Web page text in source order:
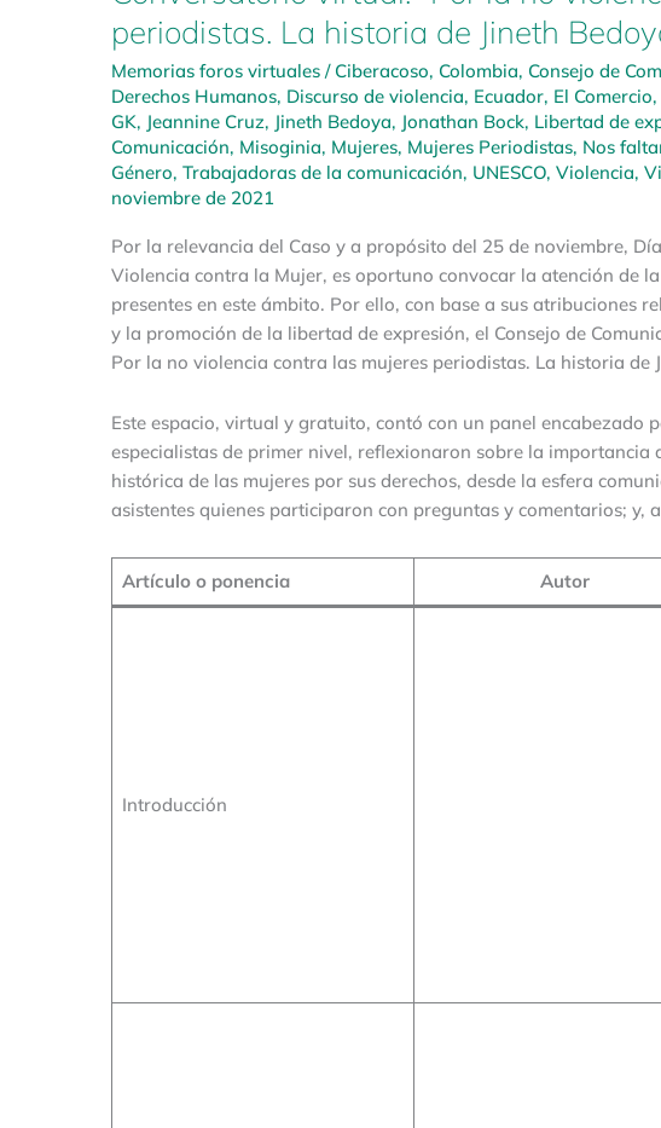
periodistas. La historia de Jineth
Memorias foros virtuales / Ciberacoso, Colombia, Consejo de
Derechos Humanos, Discurso de violencia, Ecuador, El Comercio,
GK, Jeannine Cruz, Jineth Bedoya, Jonathan Bock, Libertad de
Comunicación, Misoginia, Mujeres, Mujeres Periodistas, Nos
Género, Trabajadoras de la comunicación, UNESCO, Violencia,
noviembre de 2021
Por la relevancia del Caso y a propósito del 25 de noviembre,
Violencia contra la Mujer, es oportuno convocar la atención de
presentes en este ámbito. Por ello, con base a sus atribuciones
y la promoción de la libertad de expresión, el Consejo de
Por la no violencia contra las mujeres periodistas. La historia de
Este espacio, virtual y gratuito, contó con un panel encabezado
especialistas de primer nivel, reflexionaron sobre la importancia
histórica de las mujeres por sus derechos, desde la esfera
asistentes quienes participaron con preguntas y comentarios; y,
Artículo o ponencia Autor
Introducción